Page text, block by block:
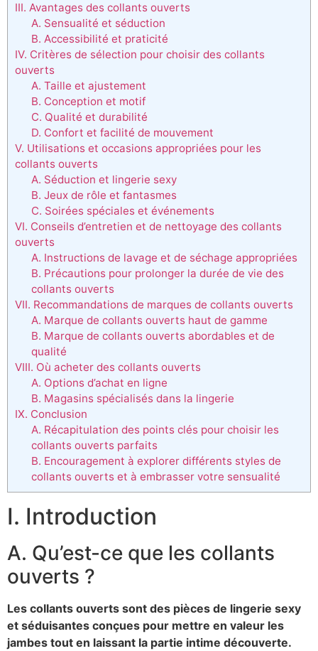
III. Avantages des collants ouverts
A. Sensualité et séduction
B. Accessibilité et praticité
IV. Critères de sélection pour choisir des collants
ouverts
A. Taille et ajustement
B. Conception et motif
C. Qualité et durabilité
D. Confort et facilité de mouvement
V. Utilisations et occasions appropriées pour les
collants ouverts
A. Séduction et lingerie sexy
B. Jeux de rôle et fantasmes
C. Soirées spéciales et événements
VI. Conseils d’entretien et de nettoyage des collants
ouverts
A. Instructions de lavage et de séchage appropriées
B. Précautions pour prolonger la durée de vie des
collants ouverts
VII. Recommandations de marques de collants ouverts
A. Marque de collants ouverts haut de gamme
B. Marque de collants ouverts abordables et de
qualité
VIII. Où acheter des collants ouverts
A. Options d’achat en ligne
B. Magasins spécialisés dans la lingerie
IX. Conclusion
A. Récapitulation des points clés pour choisir les
collants ouverts parfaits
B. Encouragement à explorer différents styles de
collants ouverts et à embrasser votre sensualité
I. Introduction
A. Qu’est-ce que les collants
ouverts ?
Les collants ouverts sont des pièces de lingerie sexy
et séduisantes conçues pour mettre en valeur les
jambes tout en laissant la partie intime découverte.